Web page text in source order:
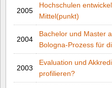
2005
Hochschulen
Mittel(punkt)
2004
Bachelor und Master
Bologna‐Prozess für
2003
Evaluation und
profilieren?